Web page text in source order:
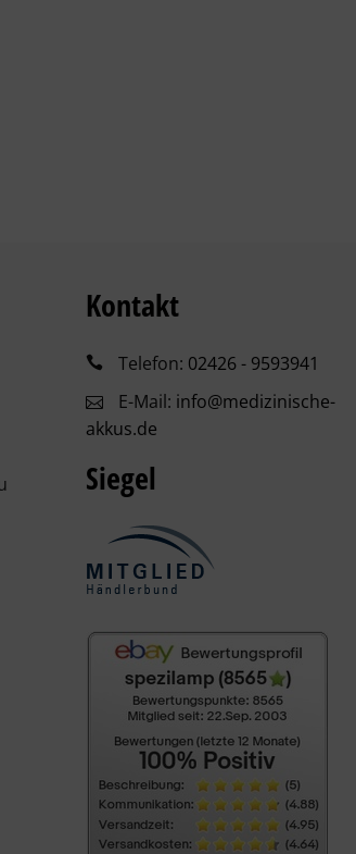
Kontakt
Telefon: 02426 - 9593941
E-Mail: info@medizinische-
akkus.de
Siegel